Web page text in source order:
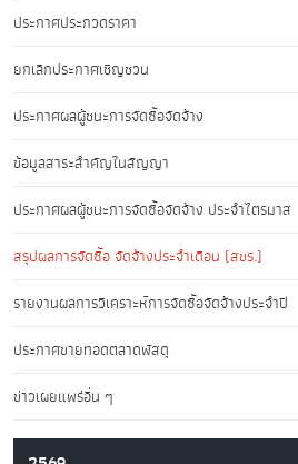
ประกาศประกวดราคา
ยกเลิกประกาศเชิญชวน
ประกาศผลผู้ชนะการจัดซื้อจัดจ้าง
ข้อมูลสาระสำคัญในสัญญา
ประกาศผลผู้ชนะการจัดซื้อจัดจ้าง ประจำไตรมาส
สรุปผลการจัดซื้อ จัดจ้างประจำเดือน (สขร.)
รายงานผลการวิเคราะห์การจัดซื้อจัดจ้างประจำปี
ประกาศขายทอดตลาดพัสดุ
ข่าวเผยแพร่อื่น ๆ